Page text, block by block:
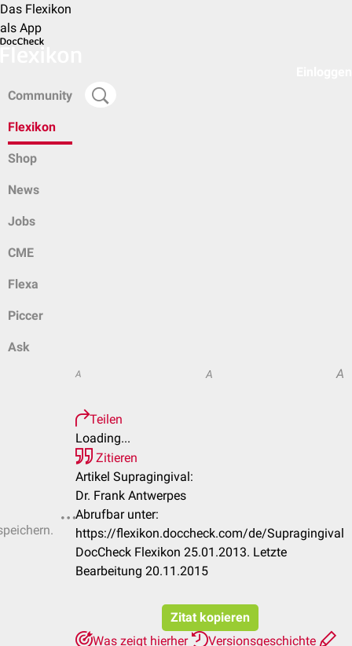
Das Flexikon
als App
Community
Flexikon
Shop
News
Jobs
CME
Flexa
Piccer
Ask
A A A
Teilen
Loading...
Zitieren
Artikel Supragingival:
Dr. Frank Antwerpes
Abrufbar unter:
https://flexikon.doccheck.com/de/Supragingival
DocCheck Flexikon 25.01.2013. Letzte
Bearbeitung 20.11.2015
Zitat kopieren
Was zeigt hierher
Versionsgeschichte